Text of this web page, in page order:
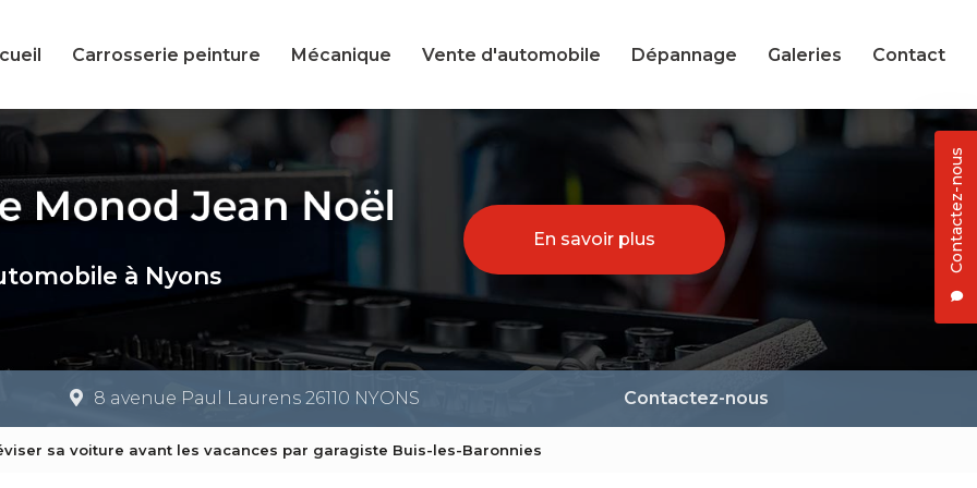
Contactez-nous
Carrosserie peinture Mécanique Vente d'automobile Dépannage Galeries Contact
à Nyons
En savoir plus
8 avenue Paul Laurens 26110 NYONS Contactez-nous
sa voiture avant les vacances par garagiste Buis-les-Baronnies